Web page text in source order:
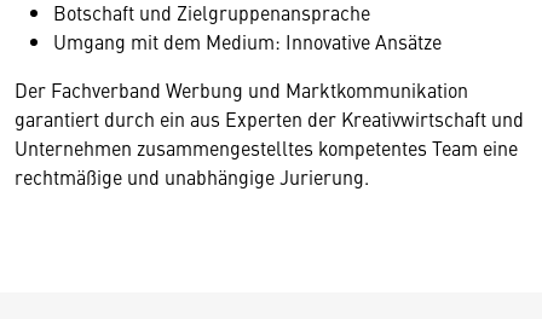
Botschaft und Zielgruppenansprache
Umgang mit dem Medium: Innovative Ansätze
Der Fachverband Werbung und Marktkommunikation
garantiert durch ein aus Experten der Kreativwirtschaft und
Unternehmen zusammengestelltes kompetentes Team eine
rechtmäßige und unabhängige Jurierung.